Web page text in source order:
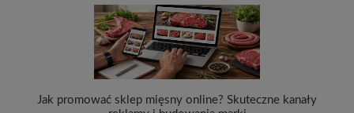
Jak promować sklep mięsny online? Skuteczne kanały